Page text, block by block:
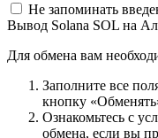
Не запоминать
Вывод Solana SOL на
Для обмена вам
Заполните все
кнопку
Ознакомьтесь с
обмена, если вы